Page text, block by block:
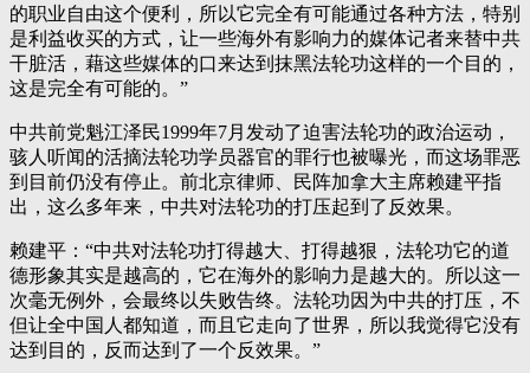
的职业自由这个便利，所以它完全有可能通过各种方法，特别
是利益收买的方式，让一些海外有影响力的媒体记者来替中共
干脏活，藉这些媒体的口来达到抹黑法轮功这样的一个目的，
这是完全有可能的。”
中共前党魁江泽民1999年7月发动了迫害法轮功的政治运动，
骇人听闻的活摘法轮功学员器官的罪行也被曝光，而这场罪恶
到目前仍没有停止。前北京律师、民阵加拿大主席赖建平指
出，这么多年来，中共对法轮功的打压起到了反效果。
赖建平：“中共对法轮功打得越大、打得越狠，法轮功它的道
德形象其实是越高的，它在海外的影响力是越大的。所以这一
次毫无例外，会最终以失败告终。法轮功因为中共的打压，不
但让全中国人都知道，而且它走向了世界，所以我觉得它没有
达到目的，反而达到了一个反效果。”